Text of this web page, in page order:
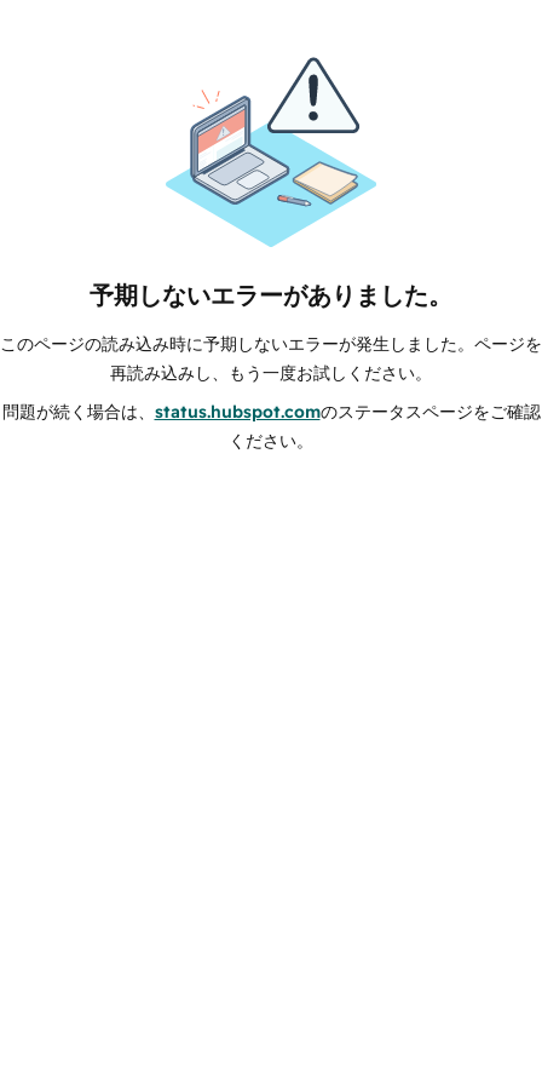
予期しないエラーがありました。
このページの読み込み時に予期しないエラーが発生しました。ページを
再読み込みし、もう一度お試しください。
問題が続く場合は、 status.hubspot.comのステータスページをご確認
ください。